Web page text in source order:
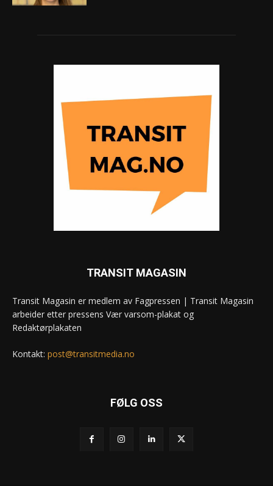
TRANSIT MAGASIN
Transit Magasin er medlem av Fagpressen | Transit Magasin
arbeider etter pressens Vær varsom-plakat og
Redaktørplakaten
Kontakt: post@transitmedia.no
FØLG OSS